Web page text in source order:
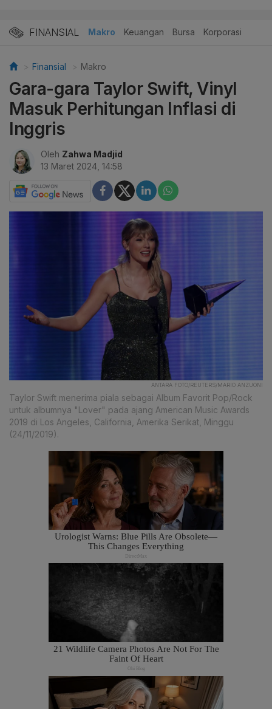
FINANSIAL Makro Keuangan Bursa Korporasi
Finansial Makro
Gara-gara Taylor Swift, Vinyl
Masuk Perhitungan Inflasi di
Inggris
Oleh Zahwa Madjid
13 Maret 2024, 14:58
ANTARA FOTO/REUTERS/MARIO ANZUONI
Taylor Swift menerima piala sebagai Album Favorit Pop/Rock
untuk albumnya "Lover" pada ajang American Music Awards
2019 di Los Angeles, California, Amerika Serikat, Minggu
(24/11/2019).